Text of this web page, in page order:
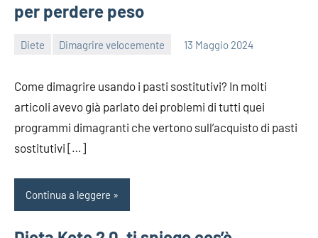
per perdere peso
Diete Dimagrire velocemente 13 Maggio 2024
Come dimagrire usando i pasti sostitutivi? In molti
articoli avevo già parlato dei problemi di tutti quei
programmi dimagranti che vertono sull’acquisto di pasti
sostitutivi […]
Continua a leggere